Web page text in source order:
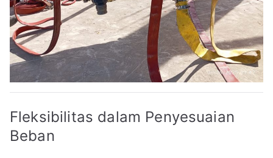
Fleksibilitas dalam Penyesuaian
Beban